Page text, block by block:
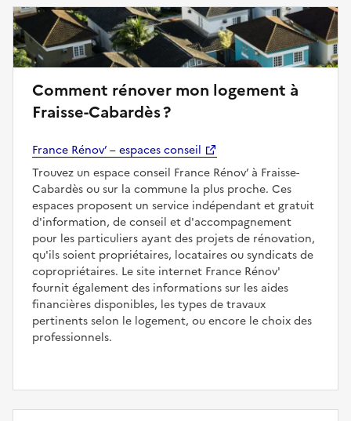
Comment rénover mon logement à
Fraisse-Cabardès ?
France Rénov’ – espaces conseil
Trouvez un espace conseil France Rénov’ à Fraisse-
Cabardès ou sur la commune la plus proche. Ces
espaces proposent un service indépendant et gratuit
d'information, de conseil et d'accompagnement
pour les particuliers ayant des projets de rénovation,
qu'ils soient propriétaires, locataires ou syndicats de
copropriétaires. Le site internet France Rénov'
fournit également des informations sur les aides
financières disponibles, les types de travaux
pertinents selon le logement, ou encore le choix des
professionnels.